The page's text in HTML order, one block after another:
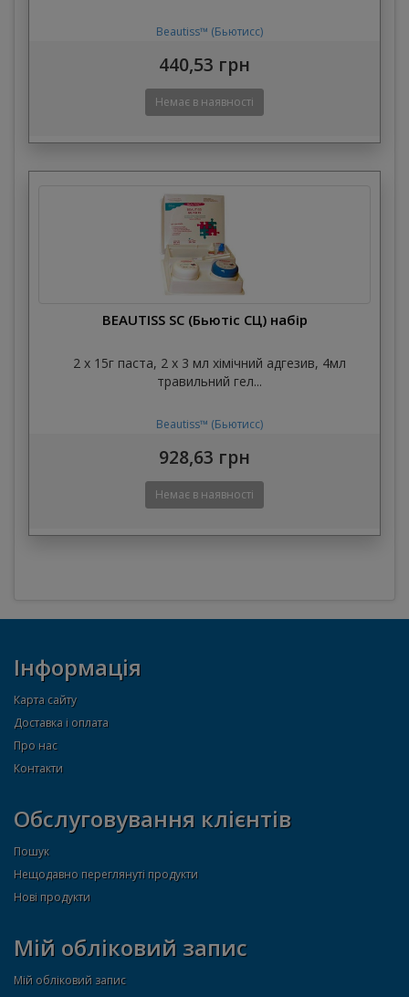
Beautiss™ (Бьютисс)
440,53 грн
BEAUTISS SC (Бьютіс СЦ) набір
2 х 15г паста, 2 х 3 мл хімічний адгезив, 4мл
травильний гел...
Beautiss™ (Бьютисс)
928,63 грн
Інформація
Карта сайту
Доставка і оплата
Про нас
Контакти
Обслуговування клієнтів
Пошук
Нещодавно переглянуті продукти
Нові продукти
Мій обліковий запис
Мій обліковий запис